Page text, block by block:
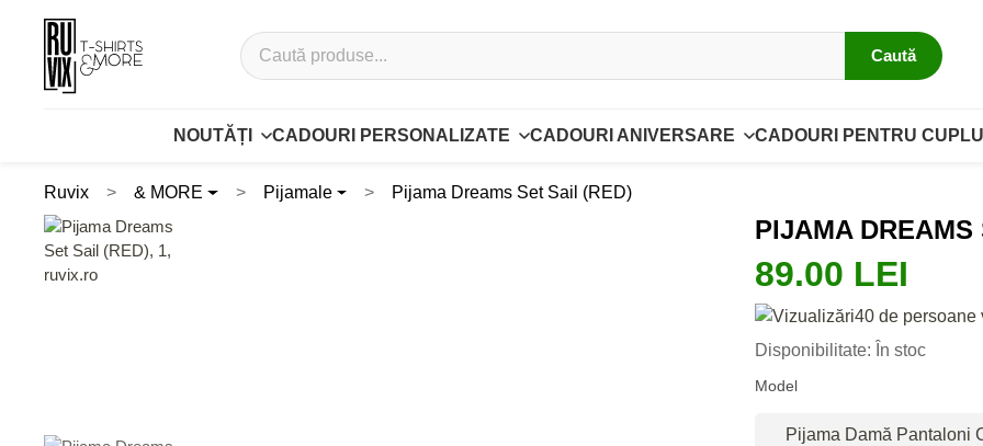
Caută
NOUTĂȚI CADOURI PERSONALIZATE CADOURI ANIVERSARE CADOURI PENTRU
Ruvix & MORE Pijamale Pijama Dreams Set Sail (RED)
PIJAMA
89.00 LEI
40 de persoane
Disponibilitate: În stoc
Model
Pijama Damă Pantaloni